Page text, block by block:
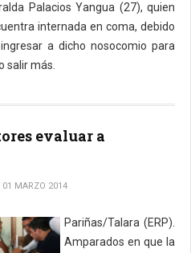
Palacios Yangua (27), quien
internada en coma, debido
a dicho nosocomio para
salir más.
evaluar a
01 MARZO 2014
Pariñas/Talara (ERP).
Amparados en que la